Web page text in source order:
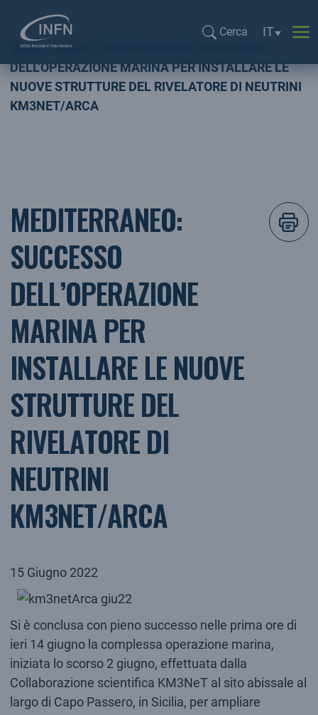
Cerca
IT
Home
NEWS
DELL’OPERAZIONE MARINA PER INSTALLARE LE
NUOVE STRUTTURE DEL RIVELATORE DI NEUTRINI
KM3NET/ARCA
MEDITERRANEO:
SUCCESSO
DELL’OPERAZIONE
MARINA PER
INSTALLARE LE NUOVE
STRUTTURE DEL
RIVELATORE DI
NEUTRINI
KM3NET/ARCA
15 Giugno 2022
Si è conclusa con pieno successo nelle prima ore di
ieri 14 giugno la complessa operazione marina,
iniziata lo scorso 2 giugno, effettuata dalla
Collaborazione scientifica KM3NeT al sito abissale al
largo di Capo Passero, in Sicilia, per ampliare